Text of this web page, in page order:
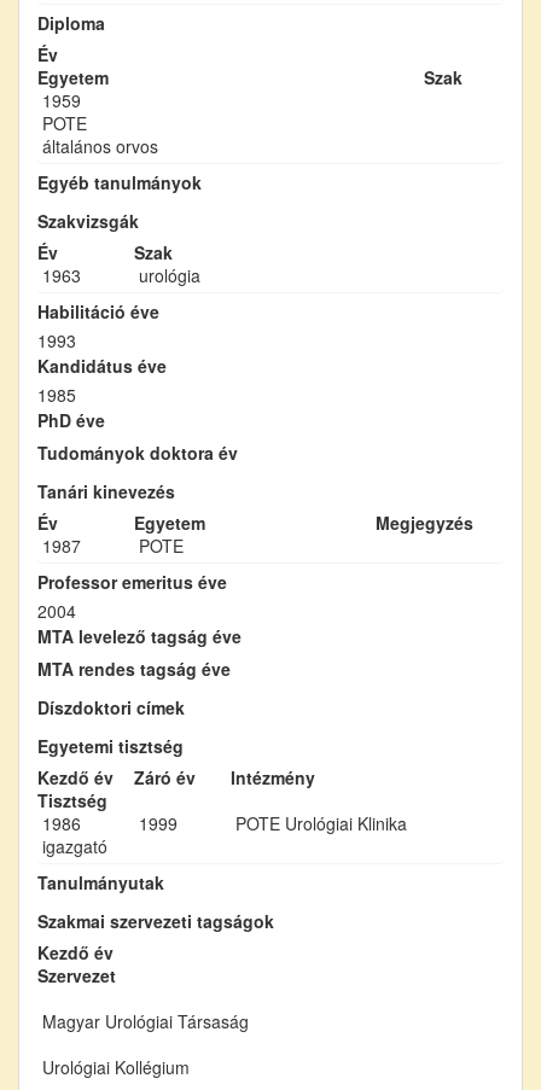
Diploma
Év
Egyetem
Szak
1959
POTE
általános orvos
Egyéb tanulmányok
Szakvizsgák
Év
Szak
1963
urológia
Habilitáció éve
1993
Kandidátus éve
1985
PhD éve
Tudományok doktora év
Tanári kinevezés
Év
Egyetem
Megjegyzés
1987
POTE
Professor emeritus éve
2004
MTA levelező tagság éve
MTA rendes tagság éve
Díszdoktori címek
Egyetemi tisztség
Kezdő év
Záró év
Intézmény
Tisztség
1986
1999
POTE Urológiai Klinika
igazgató
Tanulmányutak
Szakmai szervezeti tagságok
Kezdő év
Szervezet
Magyar Urológiai Társaság
Urológiai Kollégium